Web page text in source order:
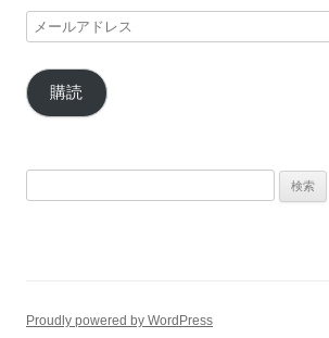
メ
ル
ア
購読
索:
Proudly powered by WordPress